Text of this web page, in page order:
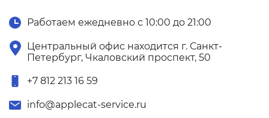
Работаем ежедневно с 10:00 до 21:00
Центральный офис находится г. Санкт-
Петербург, Чкаловский проспект, 50
+7 812 213 16 59
info@applecat-service.ru